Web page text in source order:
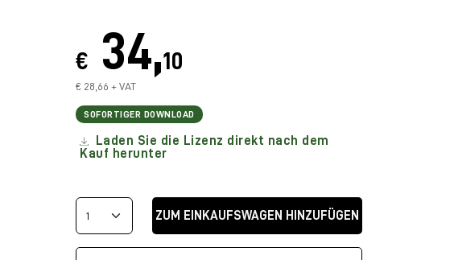
€ 34,10
€ 28,66 + VAT
SOFORTIGER DOWNLOAD
Laden Sie die Lizenz direkt nach dem
Kauf herunter
ZUM EINKAUFSWAGEN HINZUFÜGEN